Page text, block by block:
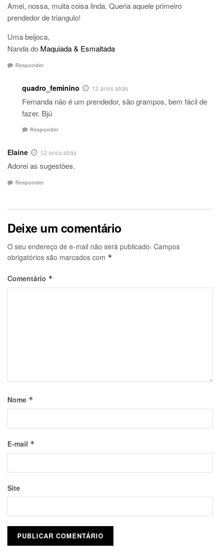
Amei, nossa, muita coisa linda. Queria aquele primeiro
prendedor de triangulo!
Uma beijoca,
Nanda do Maquiada & Esmaltada
Responder
quadro_feminino 12 anos atrás
Fernanda não é um prendedor, são grampos, bem fácil de
fazer. Bjú
Responder
Elaine 12 anos atrás
Adorei as sugestões.
Responder
Deixe um comentário
O seu endereço de e-mail não será publicado. Campos
obrigatórios são marcados com *
Comentário *
Nome *
E-mail *
Site